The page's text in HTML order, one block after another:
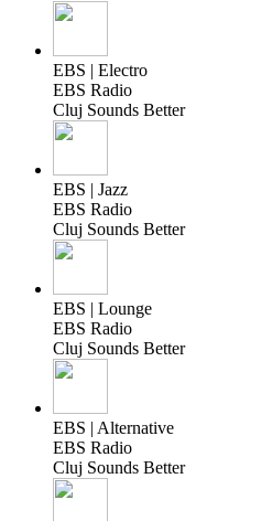
EBS | Electro
EBS Radio
Cluj Sounds Better
EBS | Jazz
EBS Radio
Cluj Sounds Better
EBS | Lounge
EBS Radio
Cluj Sounds Better
EBS | Alternative
EBS Radio
Cluj Sounds Better